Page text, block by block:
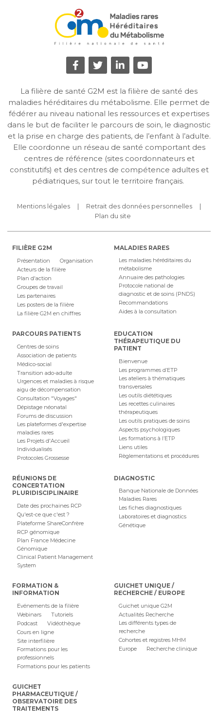
La filière de santé G2M est la filière de santé des
maladies héréditaires du métabolisme. Elle permet de
fédérer au niveau national les ressources et expertises
dans le but de faciliter le parcours de soin, le diagnostic
et la prise en charge des patients, de l’enfant à l’adulte.
Elle coordonne un réseau de santé comportant des
centres de référence (sites coordonnateurs et
constitutifs) et des centres de compétence adultes et
pédiatriques, sur tout le territoire français.
Mentions légales
Retrait des données personnelles
Plan du site
FILIÈRE G2M
Présentation
Organisation
Acteurs de la filière
Plan d'action
Groupes de travail
Les partenaires
Les posters de la filière
La filière G2M en chiffres
MALADIES RARES
Les maladies héréditaires du
métabolisme
Annuaire des pathologies
Protocole national de
diagnostic et de soins (PNDS)
Recommandations
Aides à la consultation
PARCOURS PATIENTS
Centres de soins
Association de patients
Médico-social
Transition ado-adulte
Urgences et maladies à risque
aigu de décompensation
Consultation "Voyages"
Dépistage néonatal
Forums de discussion
Les plateformes d'expertise
maladies rares
Les Projets d'Accueil
Individualisés
Protocoles Grossesse
EDUCATION
THÉRAPEUTIQUE DU
PATIENT
Bienvenue
Les programmes d’ETP
Les ateliers à thématiques
transversales
Les outils diététiques
Les recettes culinaires
thérapeutiques
Les outils pratiques de soins
Aspects psychologiques
Les formations à l’ETP
Liens utiles
Règlementations et procédures
RÉUNIONS DE
CONCERTATION
PLURIDISCIPLINAIRE
Date des prochaines RCP
Qu'est-ce que c'est ?
Plateforme ShareConfrère
RCP génomique
Plan France Médecine
Génomique
Clinical Patient Management
System
DIAGNOSTIC
Banque Nationale de Données
Maladies Rares
Les fiches diagnostiques
Laboratoires et diagnostics
Génétique
FORMATION &
INFORMATION
Evénements de la filière
Webinars
Tutoriels
Podcast
Vidéothèque
Cours en ligne
Site interfilière
Formations pour les
professionnels
Formations pour les patients
GUICHET UNIQUE /
RECHERCHE / EUROPE
Guichet unique G2M
Actualités Recherche
Les différents types de
recherche
Cohortes et registres MHM
Europe
Recherche clinique
GUICHET
PHARMACEUTIQUE /
OBSERVATOIRE DES
TRAITEMENTS